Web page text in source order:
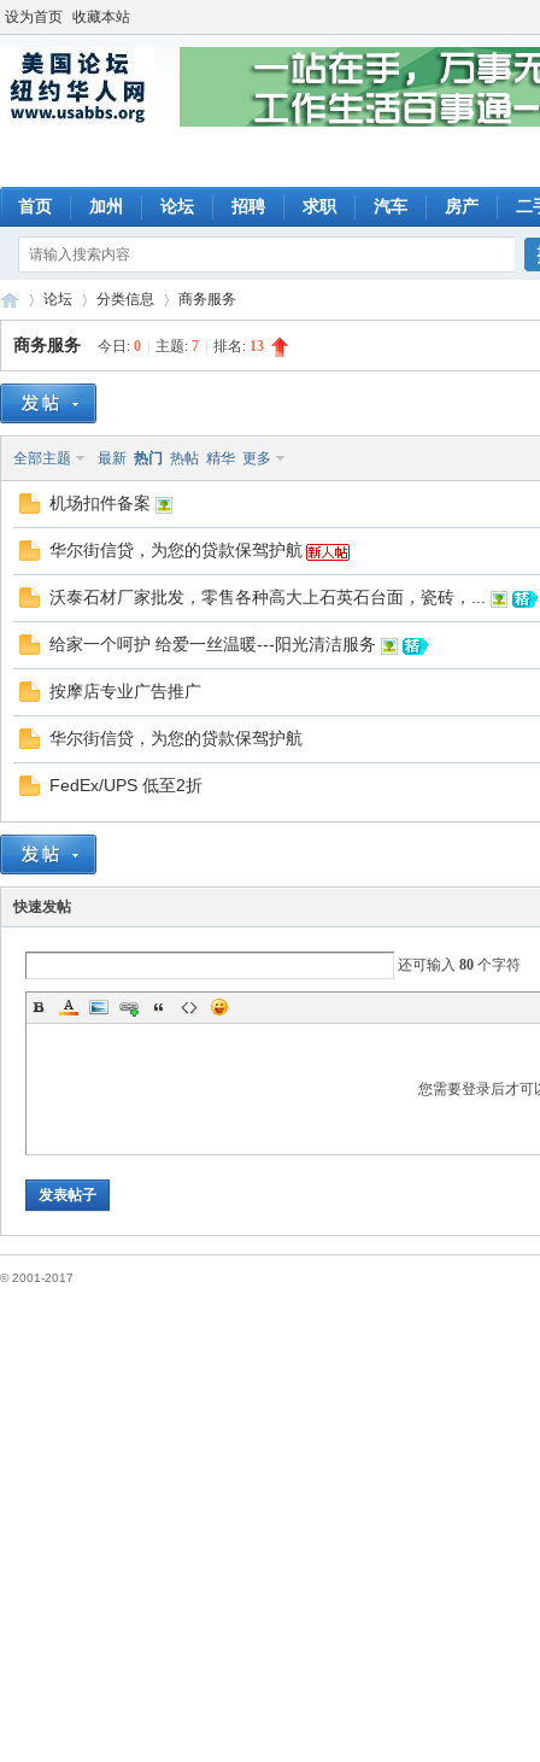
设为首页 收藏本站
首页 加州 论坛 招聘 求职 汽车 房产 二
论
»
论坛
›
分类信息 商务服务
商务服务 今日: 0 主题: 7 排名: 13
全部主题 最新 热门 热帖 精华 更多
机场扣件备案
华尔街信贷，为您的贷款保驾护航
沃泰石材厂家批发，零售各种高大上石英石台面，瓷砖，...
给家一个呵护 给爱一丝温暖---阳光清洁服务
按摩店专业广告推广
华尔街信贷，为您的贷款保驾护航
FedEx/UPS 低至2折
快速发帖
还可输入 80 个字符
您需要登录后才可
发表帖子
© 2001-2017